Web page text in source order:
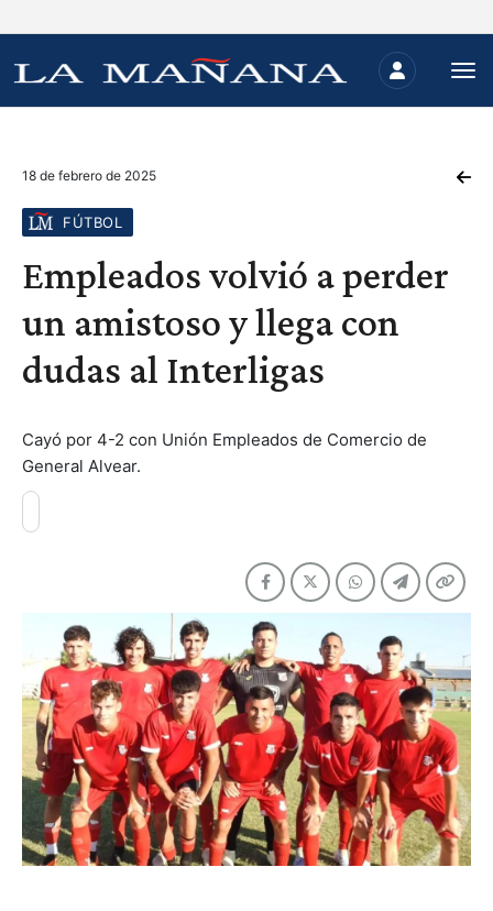
18 de febrero de 2025
FÚTBOL
Empleados volvió a perder
un amistoso y llega con
dudas al Interligas
Cayó por 4-2 con Unión Empleados de Comercio de
General Alvear.